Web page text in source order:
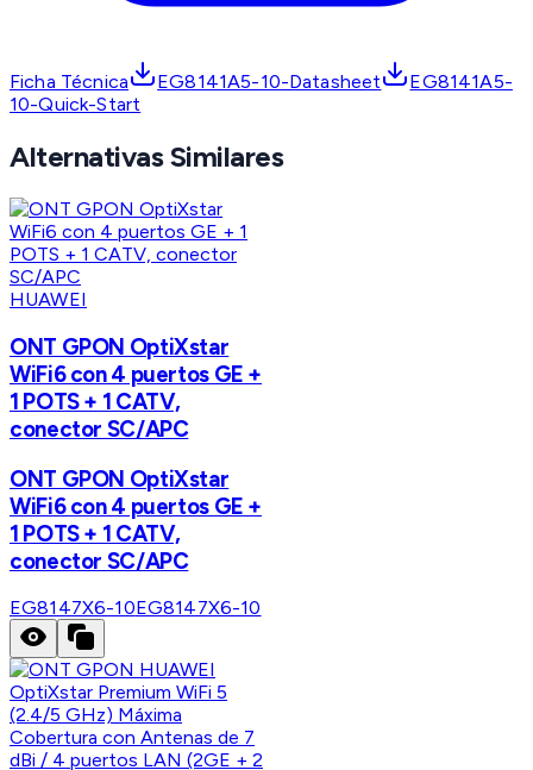
Ficha Técnica EG8141A5-10-Datasheet
EG8141A5-
10-Quick-Start
Alternativas Similares
HUAWEI
ONT GPON OptiXstar
WiFi6 con 4 puertos GE +
1 POTS + 1 CATV,
conector SC/APC
ONT GPON OptiXstar
WiFi6 con 4 puertos GE +
1 POTS + 1 CATV,
conector SC/APC
EG8147X6-10EG8147X6-10